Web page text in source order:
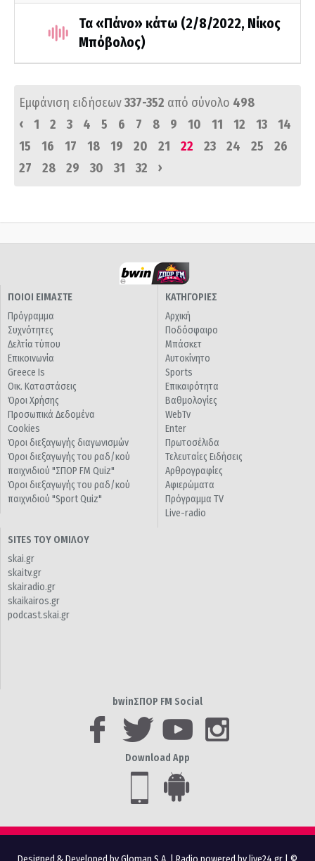
Τα «Πάνο» κάτω (2/8/2022, Νίκος
Μπόβολος)
Εμφάνιση ειδήσεων337-352 από σύνολο 498
‹
1 2 3 4 5 6 7 8 9 10 11 12 13
14
15
16 17 18 19 20 21 22 23 24 25
26
27
28 29 30 31 32 ›
ΠΟΙΟΙ ΕΙΜΑΣΤΕ
Πρόγραμμα
Συχνότητες
Δελτία τύπου
Επικοινωνία
Greece Is
Οικ. Καταστάσεις
Όροι Χρήσης
Προσωπικά Δεδομένα
Cookies
Όροι διεξαγωγής διαγωνισμών
Όροι διεξαγωγής του ραδ/κού
παιχνιδιού "ΣΠΟΡ FM Quiz"
Όροι διεξαγωγής του ραδ/κού
παιχνιδιού "Sport Quiz"
ΚΑΤΗΓΟΡΙΕΣ
Αρχική
Ποδόσφαιρο
Μπάσκετ
Αυτοκίνητο
Sports
Επικαιρότητα
Βαθμολογίες
WebTv
Enter
Πρωτοσέλιδα
Τελευταίες Ειδήσεις
Αρθρογραφίες
Αφιερώματα
Πρόγραμμα TV
Live-radio
SITES ΤΟΥ ΟΜΙΛΟΥ
skai.gr
skaitv.gr
skairadio.gr
skaikairos.gr
podcast.skai.gr
bwinΣΠΟΡ FM Social
Download App